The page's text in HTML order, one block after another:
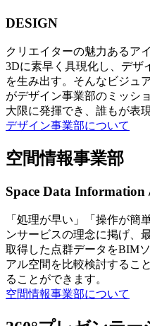
DESIGN
クリエイターの魅力あるア
3Dに素早く具現化し、デザ
を生み出す。そんなビジュ
がデザイン事業部のミッシ
大限に発揮でき、誰もが表
デザイン事業部について
空間情報事業部
Space Data
「処理が早い」「操作が簡
ンサービスの理念に掲げ、
取得した点群データをBIM
アル空間を比較検討するこ
ることができます。
空間情報事業部について